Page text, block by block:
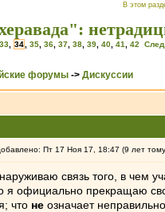
В этом
33 34 35 36 37 38 39 40 41 42
форумы -> Дискуссии
Пт 17 Ноя 17, 18:47 (9 лет
связь того, в чем
я официально прекращаю
что не означает